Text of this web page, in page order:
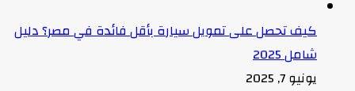
كيف تحصل على تمويل سيارة بأقل فائدة في مصر؟ دليل
شامل 2025
يونيو 7, 2025